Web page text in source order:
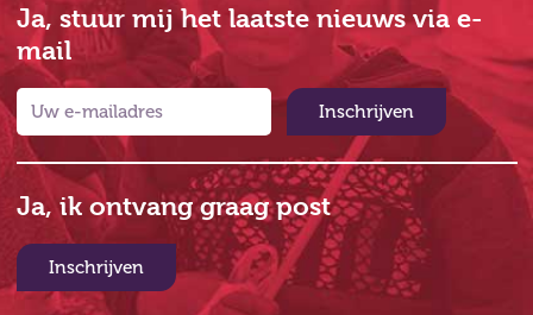
Ja, stuur mij het laatste nieuws via e-
mail
Inschrijven
Ja, ik ontvang graag post
Inschrijven